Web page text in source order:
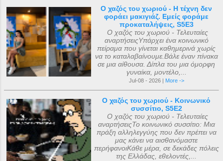
Ο χαζός του χωριού - Η τέχνη δεν
φοράει μακιγιάζ. Εμείς φοράμε
προκαταλήψεις, S5E3
Ο χαζός του χωριού - Τελευταίες
αναρτήσειςΥπάρχει ένα κοινωνικό
πείραμα που γίνεται καθημερινά χωρίς
να το καταλαβαίνουμε.Βάλε έναν πίνακα
σε μια αίθουσα. Δίπλα του μια όμορφη
γυναίκα, μοντέλο,...
Jul-08 - 2026 | More ->
Ο χαζός του χωριού - Κοινωνικό
συσσίτιο, S5E2
Ο χαζός του χωριού - Τελευταίες
αναρτήσειςΤο κοινωνικό συσσίτιο: Μια
πράξη αλληλεγγύης που δεν πρέπει να
μας κάνει να αισθανόμαστε
περήφανοιΚάθε μέρα, σε δεκάδες πόλεις
της Ελλάδας, εθελοντές,...